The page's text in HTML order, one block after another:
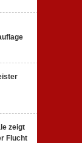
zeigt
Flucht